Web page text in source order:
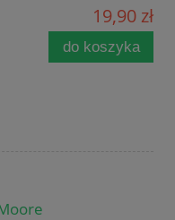
19,90 zł
do koszyka